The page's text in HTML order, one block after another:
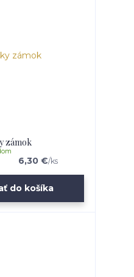
zámok
6,30 €/ks
do košíka